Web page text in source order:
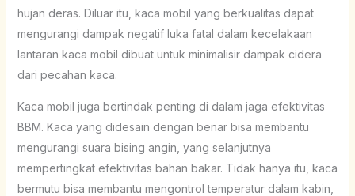
hujan deras. Diluar itu, kaca mobil yang berkualitas dapat
mengurangi dampak negatif luka fatal dalam kecelakaan
lantaran kaca mobil dibuat untuk minimalisir dampak cidera
dari pecahan kaca.
Kaca mobil juga bertindak penting di dalam jaga efektivitas
BBM. Kaca yang didesain dengan benar bisa membantu
mengurangi suara bising angin, yang selanjutnya
mempertingkat efektivitas bahan bakar. Tidak hanya itu, kaca
bermutu bisa membantu mengontrol temperatur dalam kabin,